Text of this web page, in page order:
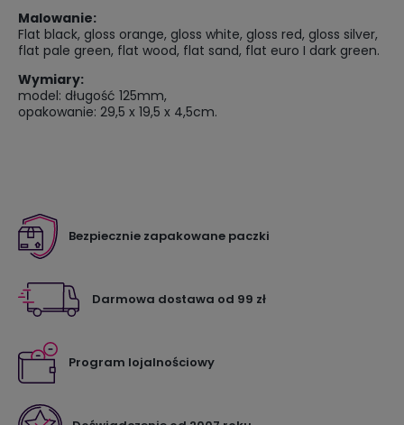
Malowanie:
Flat black, gloss orange, gloss white, gloss red, gloss silver,
flat pale green, flat wood, flat sand, flat euro I dark green.
Wymiary:
model: długość 125mm,
opakowanie: 29,5 x 19,5 x 4,5cm.
Bezpiecznie zapakowane paczki
Darmowa dostawa od 99 zł
Program lojalnościowy